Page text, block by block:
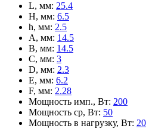
L, мм: 25.4
H, мм: 6.5
h, мм: 2.5
A, мм: 14.5
B, мм: 14.5
C, мм: 3
D, мм: 2.3
E, мм: 6.2
F, мм: 2.28
Мощность имп., Вт: 200
Мощность ср, Вт: 50
Мощность в нагрузку, Вт: 20